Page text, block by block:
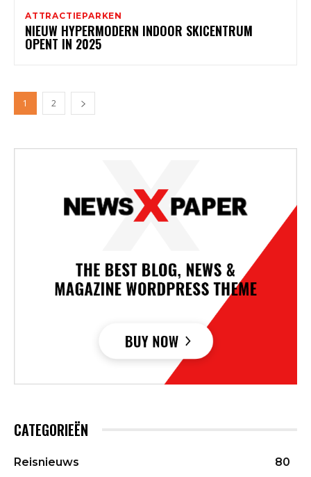
ATTRACTIEPARKEN
NIEUW HYPERMODERN INDOOR SKICENTRUM
OPENT IN 2025
1 2
CATEGORIEËN
Reisnieuws
80